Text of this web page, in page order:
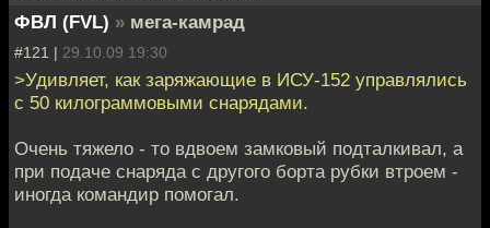
ФВЛ (FVL) » мега-камрад
#121 | 29.10.09 19:30
>Удивляет, как заряжающие в ИСУ-152 управлялись
с 50 килограммовыми снарядами.
Очень тяжело - то вдвоем замковый подталкивал, а
при подаче снаряда с другого борта рубки втроем -
иногда командир помогал.